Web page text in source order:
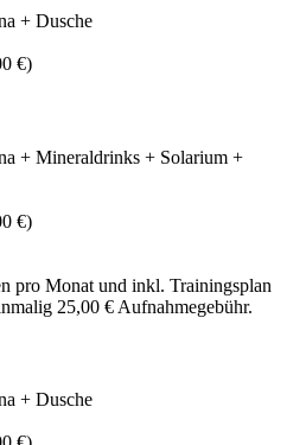
+ Dusche
€)
+ Mineraldrinks + Solarium +
€)
pro Monat und inkl. Trainingsplan
25,00 € Aufnahmegebühr.
+ Dusche